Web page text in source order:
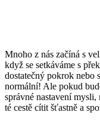
Mnoho z nás začíná s
když se setkáváme s
dostatečný pokrok nebo
normální! Ale pokud
správné nastavení
té cestě cítit šťastně a